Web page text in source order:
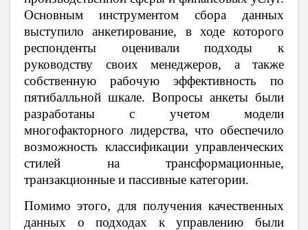
Основным инструментом сбора данных
выступило анкетирование, в ходе которого
респонденты оценивали подходы к
руководству своих менеджеров, а также
собственную рабочую эффективность по
пятибалльной шкале. Вопросы анкеты были
разработаны с учетом модели
многофакторного лидерства, что обеспечило
возможность классификации управленческих
стилей на трансформационные,
транзакционные и пассивные категории.
Помимо этого, для получения качественных
данных о подходах к управлению были